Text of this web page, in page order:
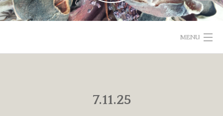
MENU
IMPRESSUM & DATENSCHUTZ
7.11.25